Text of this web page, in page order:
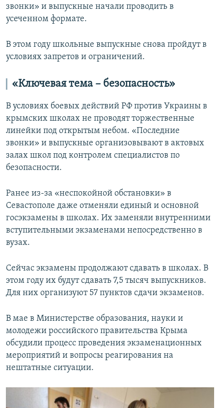
звонки» и выпускные начали проводить в
усеченном формате.
В этом году школьные выпускные снова пройдут в
условиях запретов и ограничений.
«Ключевая тема – безопасность»
В условиях боевых действий РФ против Украины в
крымских школах не проводят торжественные
линейки под открытым небом. «Последние
звонки» и выпускные организовывают в актовых
залах школ под контролем специалистов по
безопасности.
Ранее из-за «неспокойной обстановки» в
Севастополе даже отменяли единый и основной
госэкзамены в школах. Их заменяли внутренними
вступительными экзаменами непосредственно в
вузах.
Сейчас экзамены продолжают сдавать в школах. В
этом году их будут сдавать 7,5 тысяч выпускников.
Для них организуют 57 пунктов сдачи экзаменов.
В мае в Министерстве образования, науки и
молодежи российского правительства Крыма
обсудили процесс проведения экзаменационных
мероприятий и вопросы реагирования на
нештатные ситуации.